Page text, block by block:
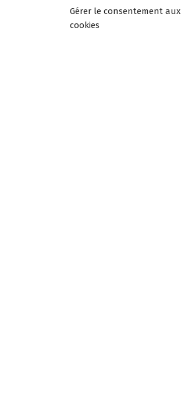
Gérer le consentement aux
cookies